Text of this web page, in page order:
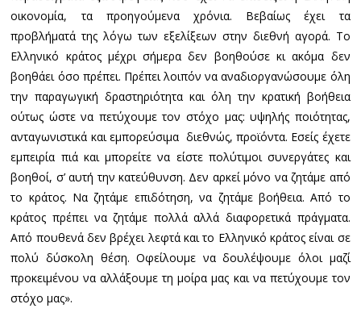
οικονομία, τα προηγούμενα χρόνια. Βεβαίως έχει τα
προβλήματά της λόγω των εξελίξεων στην διεθνή αγορά. Το
Ελληνικό κράτος μέχρι σήμερα δεν βοηθούσε κι ακόμα δεν
βοηθάει όσο πρέπει. Πρέπει λοιπόν να αναδιοργανώσουμε όλη
την παραγωγική δραστηριότητα και όλη την κρατική βοήθεια
ούτως ώστε να πετύχουμε τον στόχο μας: υψηλής ποιότητας,
ανταγωνιστικά και εμπορεύσιμα διεθνώς, προϊόντα. Εσείς έχετε
εμπειρία πιά και μπορείτε να είστε πολύτιμοι συνεργάτες και
βοηθοί, σ’ αυτή την κατεύθυνση. Δεν αρκεί μόνο να ζητάμε από
το κράτος. Να ζητάμε επιδότηση, να ζητάμε βοήθεια. Από το
κράτος πρέπει να ζητάμε πολλά αλλά διαφορετικά πράγματα.
Από πουθενά δεν βρέχει λεφτά και το Ελληνικό κράτος είναι σε
πολύ δύσκολη θέση. Οφείλουμε να δουλέψουμε όλοι μαζί
προκειμένου να αλλάξουμε τη μοίρα μας και να πετύχουμε τον
στόχο μας».